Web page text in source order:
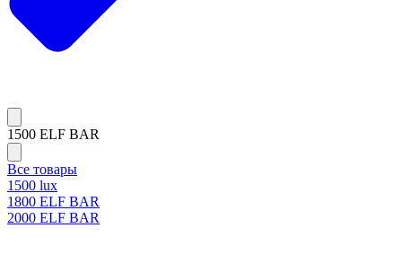
1500 ELF BAR
Все товары
1500 lux
1800 ELF BAR
2000 ELF BAR